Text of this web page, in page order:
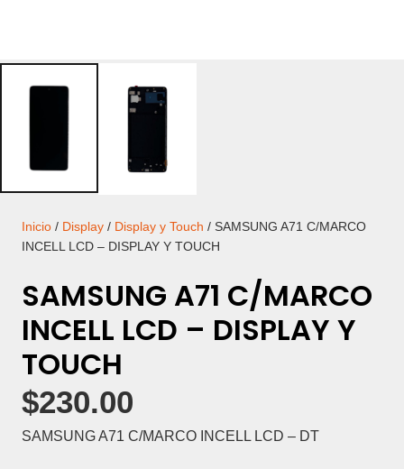
Inicio / Display / Display y Touch / SAMSUNG A71 C/MARCO
INCELL LCD – DISPLAY Y TOUCH
SAMSUNG A71 C/MARCO
INCELL LCD – DISPLAY Y
TOUCH
$230.00
SAMSUNG A71 C/MARCO INCELL LCD – DT